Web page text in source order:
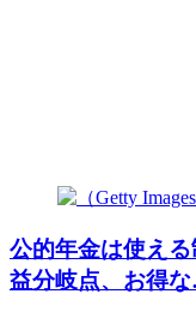
公的年金は使え
益分岐点、お得